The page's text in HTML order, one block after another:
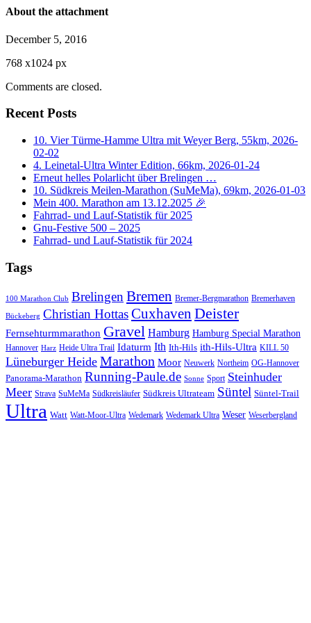
About the attachment
December 5, 2016
768 x1024 px
Comments are closed.
Recent Posts
10. Vier Türme-Hamme Ultra mit Weyer Berg, 55km, 2026-
02-02
4. Leinetal-Ultra Winter Edition, 66km, 2026-01-24
Erneut helles Polarlicht über Brelingen …
10. Südkreis Meilen-Marathon (SuMeMa), 69km, 2026-01-03
Mein 400. Marathon am 13.12.2025 🎉
Fahrrad- und Lauf-Statistik für 2025
Gnu-Festive 500 – 2025
Fahrrad- und Lauf-Statistik für 2024
Tags
100 Marathon Club BrelingenBremen Bremer-Bergmarathon Bremerhaven
Bückeberg Christian HottasCuxhaven Deister
Fernsehturmmarathon Gravel Hamburg Hamburg Special Marathon
Hannover Harz Heide Ultra Trail Idaturm Ith Ith-Hils ith-Hils-Ultra KILL 50
Lüneburger Heide Marathon Moor Neuwerk Northeim OG-Hannover
Panorama-Marathon Running-Paule.de Sonne Sport Steinhuder
Meer Strava SuMeMa Südkreisläufer Südkreis Ultrateam Süntel Süntel-Trail
Ultra Watt Watt-Moor-Ultra Wedemark Wedemark Ultra Weser Weserbergland